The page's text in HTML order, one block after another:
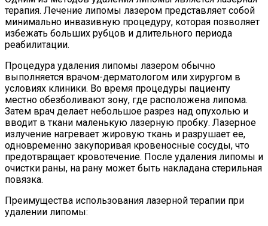
терапия. Лечение липомы лазером представляет собой
минимально инвазивную процедуру, которая позволяет
избежать больших рубцов и длительного периода
реабилитации.
Процедура удаления липомы лазером обычно
выполняется врачом-дерматологом или хирургом в
условиях клиники. Во время процедуры пациенту
местно обезболивают зону, где расположена липома.
Затем врач делает небольшое разрез над опухолью и
вводит в ткани маленькую лазерную пробку. Лазерное
излучение нагревает жировую ткань и разрушает ее,
одновременно закупоривая кровеносные сосуды, что
предотвращает кровотечение. После удаления липомы и
очистки раны, на рану может быть накладана стерильная
повязка.
Преимущества использования лазерной терапии при
удалении липомы: